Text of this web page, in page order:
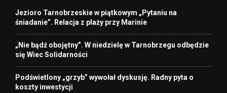
Jezioro Tarnobrzeskie w piątkowym „Pytaniu na
śniadanie”. Relacja z plaży przy Marinie
„Nie bądź obojętny”. W niedzielę w Tarnobrzegu odbędzie
się Wiec Solidarności
Podświetlony „grzyb” wywołał dyskusję. Radny pyta o
koszty inwestycji